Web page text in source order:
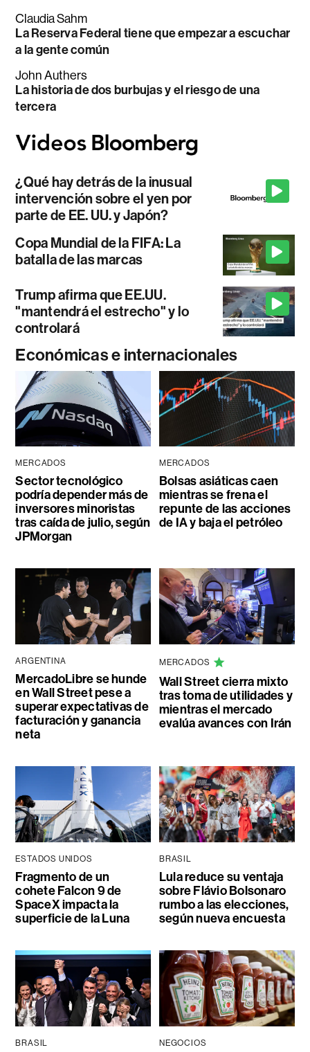
Claudia Sahm
La Reserva Federal tiene que empezar a escuchar
a la gente común
John Authers
La historia de dos burbujas y el riesgo de una
tercera
¿Qué hay detrás de la inusual
intervención sobre el yen por
parte de EE. UU. y Japón?
Copa Mundial de la FIFA: La
batalla de las marcas
Trump afirma que EE.UU.
"mantendrá el estrecho" y lo
controlará
Económicas e internacionales
MERCADOS
Sector tecnológico
podría depender más de
inversores minoristas
tras caída de julio, según
JPMorgan
MERCADOS
Bolsas asiáticas caen
mientras se frena el
repunte de las acciones
de IA y baja el petróleo
ARGENTINA
MercadoLibre se hunde
en Wall Street pese a
superar expectativas de
facturación y ganancia
neta
MERCADOS
Wall Street cierra mixto
tras toma de utilidades y
mientras el mercado
evalúa avances con Irán
ESTADOS UNIDOS
Fragmento de un
cohete Falcon 9 de
SpaceX impacta la
superficie de la Luna
BRASIL
Lula reduce su ventaja
sobre Flávio Bolsonaro
rumbo a las elecciones,
según nueva encuesta
BRASIL NEGOCIOS